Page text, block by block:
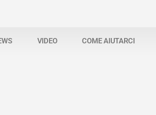
VIDEO COME AIUTARCI